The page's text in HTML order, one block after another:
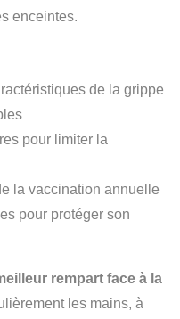
enceintes.
de la grippe
pour limiter la
la vaccination annuelle
pour protéger son
rempart face à la
les mains, à